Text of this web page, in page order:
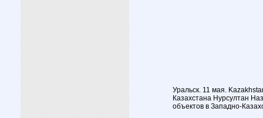
Уральск. 11 мая.
Казахстана Нурсултан
объектов в Западно-